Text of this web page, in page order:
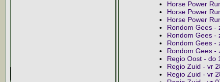
Horse Power
Horse Power
Horse Power
Rondom Gees -
Rondom Gees -
Rondom Gees -
Rondom Gees -
Regio Oost - do
Regio Zuid - vr
Regio Zuid - vr